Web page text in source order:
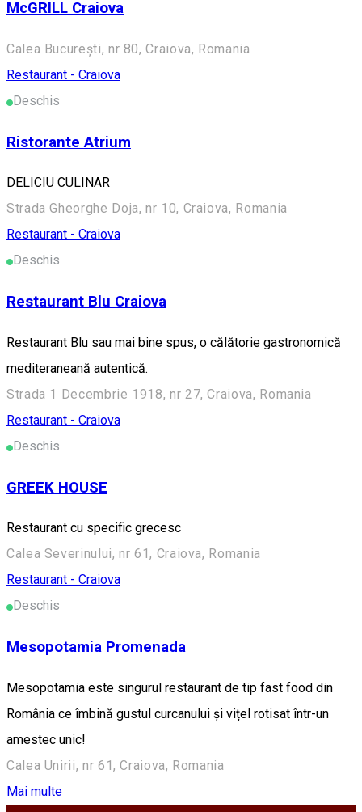
McGRILL Craiova
Calea București, nr 80, Craiova, Romania
Restaurant - Craiova
Deschis
Ristorante Atrium
DELICIU CULINAR
Strada Gheorghe Doja, nr 10, Craiova, Romania
Restaurant - Craiova
Deschis
Restaurant Blu Craiova
Restaurant Blu sau mai bine spus, o călătorie gastronomică
mediteraneană autentică.
Strada 1 Decembrie 1918, nr 27, Craiova, Romania
Restaurant - Craiova
Deschis
GREEK HOUSE
Restaurant cu specific grecesc
Calea Severinului, nr 61, Craiova, Romania
Restaurant - Craiova
Deschis
Mesopotamia Promenada
Mesopotamia este singurul restaurant de tip fast food din
România ce îmbină gustul curcanului și vițel rotisat într-un
amestec unic!
Calea Unirii, nr 61, Craiova, Romania
Mai multe